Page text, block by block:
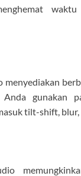
menyediakan
gunakan
tilt-shift, blur,